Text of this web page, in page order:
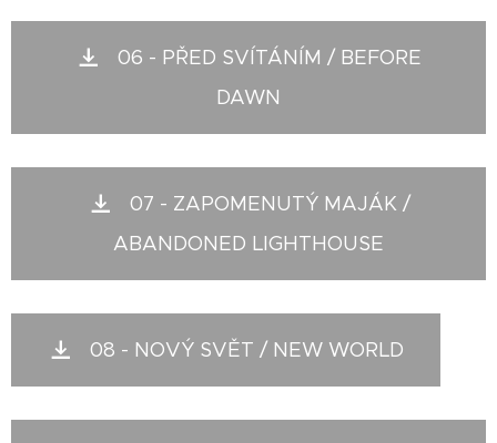
06 - PŘED SVÍTÁNÍM / BEFORE
DAWN
07 - ZAPOMENUTÝ MAJÁK /
ABANDONED LIGHTHOUSE
08 - NOVÝ SVĚT / NEW WORLD